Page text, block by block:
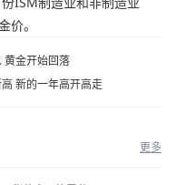
价。
黄金开始回落
新的一年高开高走
更多